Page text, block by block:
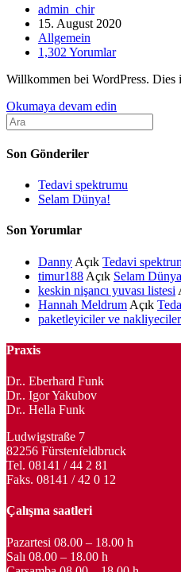
Post
author:
admin_chir
Post
published:
15. August 2020
Post
category:
Allgemein
Post
1,302 Yorumlar
Willkommen bei WordPress. Dies
Okumaya devam edin
Aramak:
Son Gönderiler
Tedavi spektrumu
Selam Dünya!
Son Yorumlar
Danny Açık Tedavi
timur188 Açık Selam
keskin nişancı yuvası listesi
Hannah Meldrum Açık
paketleyiciler ve
Praxis
Dr.. Eberhard Funk
Dr.. Igor Yakubov
Dr.. Hella Funk
Ludwigstraße 7
82256 Fürstenfeldbruck
Tel. 08141 / 44 2 81
Faks. 08141 / 42 0 12
Çalışma saatleri
Pazartesi 08.00 – 18.00 h
Salı 08.00 – 18.00 h